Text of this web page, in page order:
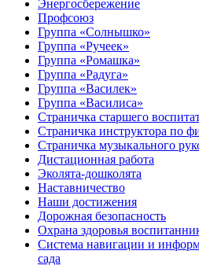
Энергосбережение
Профсоюз
Группа «Солнышко»
Группа «Ручеек»
Группа «Ромашка»
Группа «Радуга»
Группа «Василек»
Группа «Василиса»
Страничка старшего
Страничка инструктора по
Страничка музыкального
Дистационная работа
Эколята-дошколята
Наставничество
Наши достижения
Дорожная безопасность
Охрана здоровья
Система навигации и
сада